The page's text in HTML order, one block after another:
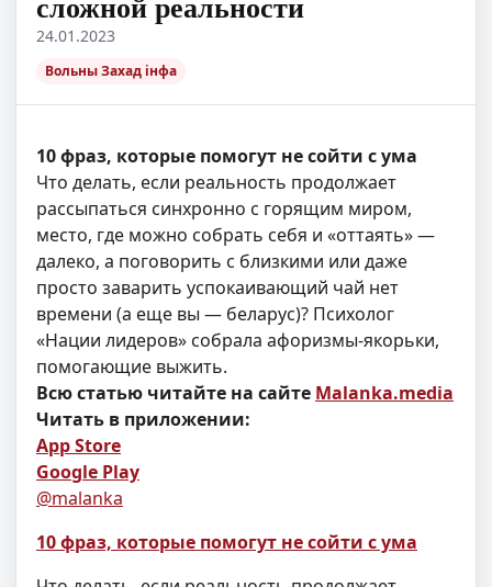
24.01.2023
Вольны Захад інфа
10 фраз, которые помогут не сойти с ума
Что делать, если реальность продолжает
рассыпаться синхронно с горящим миром,
место, где можно собрать себя и «оттаять» —
далеко, а поговорить с близкими или даже
просто заварить успокаивающий чай нет
времени (а еще вы — беларус)? Психолог
«Нации лидеров» собрала афоризмы-якорьки,
помогающие выжить.
Всю статью читайте на сайте Malanka.media
Читать в приложении:
App Store
Google Play
@malanka
10 фраз, которые помогут не сойти с ума